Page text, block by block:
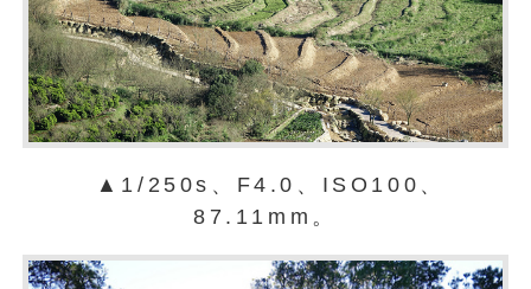
▲1/250s、F4.0、ISO100、
87.11mm。